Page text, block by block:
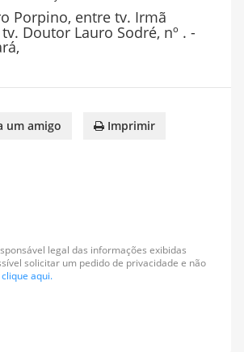
Porpino, entre tv. Irmã
Doutor Lauro Sodré, nº . -
um amigo Imprimir
legal das informações exibidas
solicitar um pedido de privacidade e não
clique aqui.